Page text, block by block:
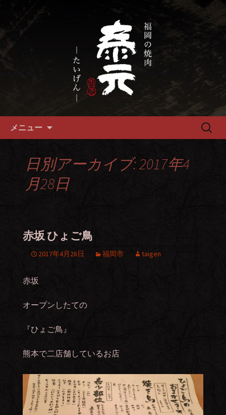
福岡市、畜産農家直送の厳選黒
毛和牛を愉しめる焼肉店
畜産農家直送の厳選肉が自慢の福岡市
の焼肉『泰元』
メニュー
検
日別アーカイブ: 2017年4
月28日
赤坂 ひょご鳥
2017年4月28日 福岡市 taigen
赤坂
オープンしたての
『ひょご鳥』
熊本で二店舗しているお店